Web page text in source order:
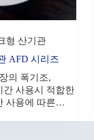
형 산기관
AFD 시리즈
의 폭기조,
간 사용시 적합한
사용에 따른…